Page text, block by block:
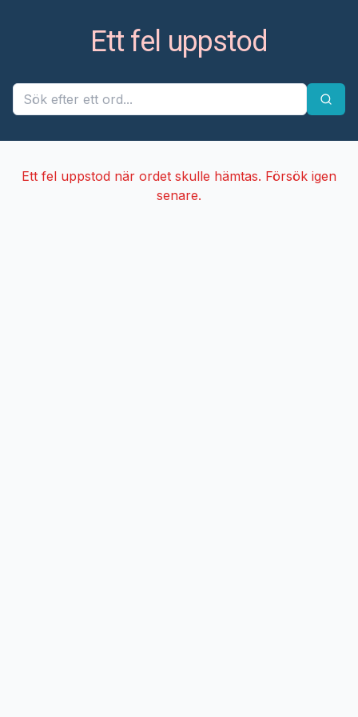
Ett fel uppstod
Ett fel uppstod när ordet skulle hämtas. Försök igen
senare.